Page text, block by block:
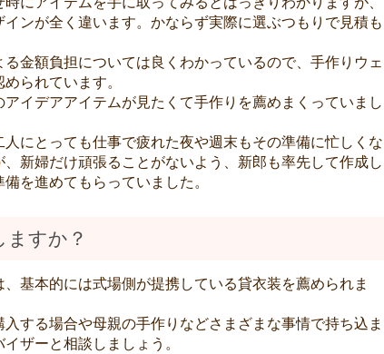
ンが全く違います。かならず実際に選ぶつもりで見積も
金額負担については良くわかっているので、手作りウェ
られています。
イデアアイテムが見たくて手作りを薦めまくっていまし
にとっても仕事で疲れた夜や週末もその準備に忙しくな
新婦だけ頑張ることがないよう、新郎も率先して作成し
を進めてもらっていました。
ますか？
基本的には式場側が提携している貸衣装を薦められま
する場合や母親の手作りなどさまざまな事情で持ち込ま
ザーと相談しましょう。